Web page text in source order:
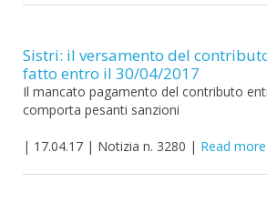
Sistri: il versamento del
fatto entro il 30/04/2017
Il mancato pagamento del contributo
comporta pesanti sanzioni
| 17.04.17 | Notizia n. 3280 | Read more